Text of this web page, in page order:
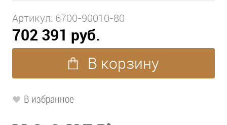
Артикул: 6700-90010-80
702 391 руб.
В корзину
В избранное